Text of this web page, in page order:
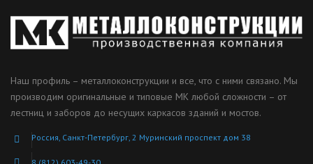
Наш профиль – металлоконструкции и все, что с ними связано. Мы
производим оригинальные и типовые МК любой сложности – от
лестниц и заборов до несущих каркасов зданий и мостов.
Россия, Санкт-Петербург, 2 Муринский проспект дом 38